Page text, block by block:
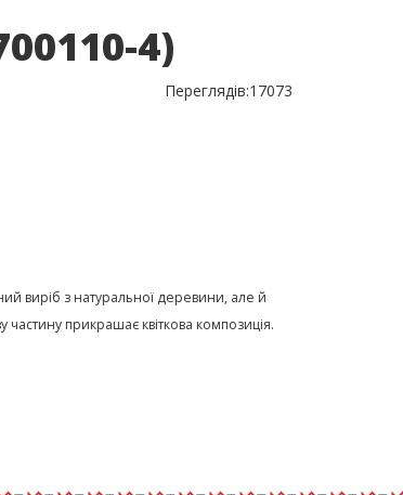
4)
Переглядів:17073
виріб з натуральної деревини, але й
прикрашає квіткова композиція.